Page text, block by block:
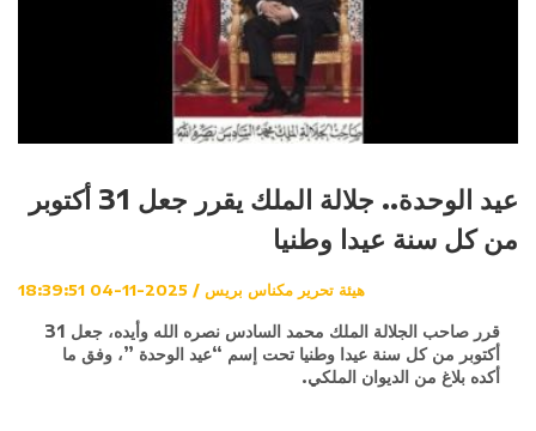
عيد الوحدة.. جلالة الملك يقرر جعل 31 أكتوبر
من كل سنة عيدا وطنيا
هيئة تحرير مكناس بريس / 2025-11-04 18:39:51
قرر صاحب الجلالة الملك محمد السادس نصره الله وأيده، جعل 31
أكتوبر من كل سنة عيدا وطنيا تحت إسم “عيد الوحدة ”، وفق ما
أكده بلاغ من الديوان الملكي.